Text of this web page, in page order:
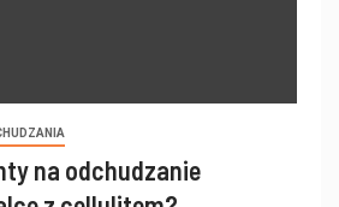
na odchudzanie